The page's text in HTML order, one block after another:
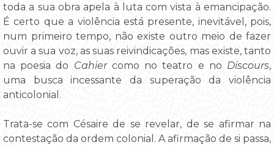
toda a sua obra apela à luta com vista à emancipação.
É certo que a violência está presente, inevitável, pois,
num primeiro tempo, não existe outro meio de fazer
ouvir a sua voz, as suas reivindicações, mas existe, tanto
na poesia do Cahier como no teatro e no Discours,
uma busca incessante da superação da violência
anticolonial.
Trata-se com Césaire de se revelar, de se afirmar na
contestação da ordem colonial. A afirmação de si passa,